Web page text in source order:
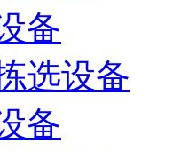
备
选设备
备